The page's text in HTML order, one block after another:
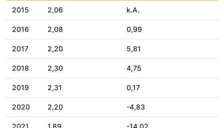
2015 2,06 k.A.
2016 2,08 0,99
2017 2,20 5,81
2018 2,30 4,75
2019 2,31 0,17
2020 2,20 -4,83